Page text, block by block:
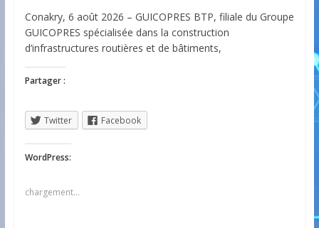
Conakry, 6 août 2026 – GUICOPRES BTP, filiale du Groupe
GUICOPRES spécialisée dans la construction
d’infrastructures routières et de bâtiments,
Partager :
Twitter Facebook
WordPress:
chargement…